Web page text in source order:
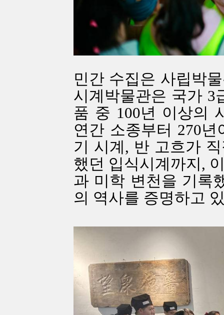
민간 수집은 사립박
시계박물관은 국가 3
품 중 100년 이상의
연간 소종부터 270
기 시계, 반 고흐가
했던 입식시계까지,
과 미학 변천을 기록
의 역사를 증명하고